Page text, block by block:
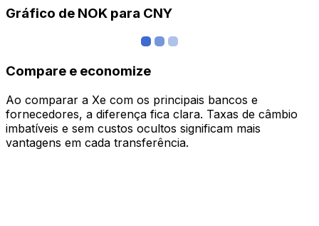
Gráfico de NOK para CNY
Compare e economize
Ao comparar a Xe com os principais bancos e
fornecedores, a diferença fica clara. Taxas de câmbio
imbatíveis e sem custos ocultos significam mais
vantagens em cada transferência.